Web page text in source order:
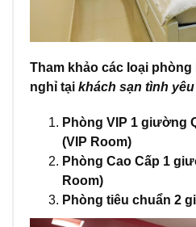
Tham khảo các loại
nghỉ tại khách sạn tình yêu
Phòng VIP 1 giường
(VIP Room)
Phòng Cao Cấp 1
Room)
Phòng tiêu chuẩn 2